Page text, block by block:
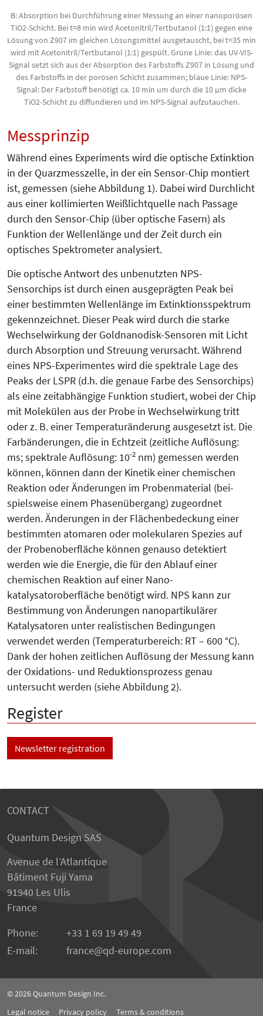
B: Absorption bei Durchführung einer Messung an einer nanoporösen
TiO2-Schicht. Bei t=8 min wird Acetonitril/Tertbutanol (1:1) gegen eine
Lösung von Z907 im gleichen Lösungsmittel ausgetauscht, bei t=35 min
wird mit Acetonitril/Tertbutanol (1:1) gespült. Grüne Linie: das UV-VIS-
Signal setzt sich aus der Absorption des Farbstoffs Z907 in Lösung und
des Farbstoffs in der porösen Schicht zusammen; blaue Linie: NPS-
Signal: Der Farbstoff benötigt ca. 10 min um durch die 10 µm dicke
TiO2-Schicht zu diffundieren und im NPS-Signal aufzutauchen.
Messprinzip
Während eines Experiments wird die optische Extinktion
in der Quarz­mess­zelle, in der ein Sensor-Chip mon­tiert
ist, gemessen (siehe Ab­bil­dung 1). Dabei wird Durchlicht
aus einer kollimierten Weißlichtquelle nach Passage
durch den Sensor-Chip (über optische Fasern) als
Funktion der Wellenlänge und der Zeit durch ein
optisches Spek­trometer analysiert.
Die optische Antwort des unbenutzten NPS-
Sensorchips ist durch einen ausgeprägten Peak bei
einer bestimmten Wellenlänge im Extinktionsspektrum
gekennzeichnet. Dieser Peak wird durch die starke
Wechselwirkung der Gold­­nanodisk-Sensoren mit Licht
durch Ab­­sorption und Streuung ver­ursacht. Während
eines NPS-Expe­rimentes wird die spektrale La­ge des
Peaks der LSPR (d.h. die genaue Farbe des Sensorchips)
als eine zeitabhängige Funktion studiert, wobei der Chip
mit Molekülen aus der Pro­be in Wechselwirkung tritt
oder z. B. einer Tem­­peraturänderung ausge­setzt ist. Die
Farbänderungen, die in Echt­zeit (zeitliche Auflösung:
ms; spektrale Auflösung: 10-2 nm) gemessen werden
können, können dann der Ki­netik einer chemischen
Reaktion oder Änderungen im Probenmaterial (bei­
spiels­weise einem Phasenübergang) zugeordnet
werden. Änderungen in der Flächenbedeckung einer
bestimm­ten atomaren oder molekularen Spe­zies auf
der Probenoberfläche kön­nen genauso detektiert
werden wie die Energie, die für den Ablauf einer
chemischen Reaktion auf einer Na­no­
katalysatoroberfläche benötigt wird. NPS kann zur
Bestimmung von Änderungen nanopartikulä­rer
Katalysatoren unter realistischen Be­din­gungen
verwendet werden (Tem­­pe­raturbereich: RT – 600 °C).
Dank der hohen zeitlichen Auflösung der Mes­sung kann
der Oxidations- und Reduktionsprozess genau
untersucht werden (siehe Abbildung 2).
Register
Newsletter registration
CONTACT
Quantum Design SAS
Avenue de l’Atlantique
Bâtiment Fuji Yama
91940 Les Ulis
France
Phone:
+33 1 69 19 49 49
E-mail:
france qd-europe.com
© 2026Quantum Design Inc.
Legal notice
Privacy policy Terms & conditions